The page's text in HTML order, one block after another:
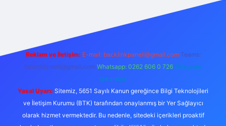
Reklam ve İletişim: E-mail: backlinkpaneli@gmail.com Teams:
forumhizmeti@gmail.com Whatsapp: 0262 606 0 726 Telegram:
@karabul
Yasal Uyarı: Sitemiz, 5651 Sayılı Kanun gereğince Bilgi Teknolojileri
ve İletişim Kurumu (BTK) tarafından onaylanmış bir Yer Sağlayıcı
olarak hizmet vermektedir. Bu nedenle, sitedeki içerikleri proaktif